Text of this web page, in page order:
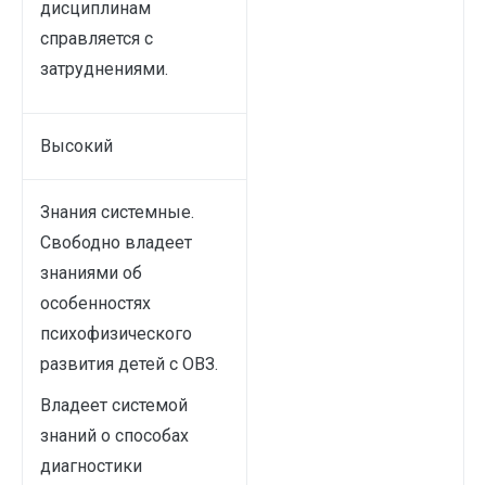
дисциплинам
справляется с
затруднениями.
Высокий
Знания системные.
Свободно владеет
знаниями об
особенностях
психофизического
развития детей с ОВЗ.
Владеет системой
знаний о способах
диагностики